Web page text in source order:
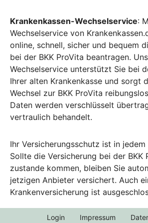
Krankenkassen-Wechselservice:
Wechselservice von
online, schnell, sicher und bequem
bei der BKK ProVita beantragen.
Wechselservice unterstützt Sie bei
Ihrer alten Krankenkasse und sorgt
Wechsel zur BKK ProVita
Daten werden verschlüsselt
vertraulich behandelt.
Ihr Versicherungsschutz ist in
Sollte die Versicherung bei der BKK
zustande kommen, bleiben Sie
jetzigen Anbieter versichert. Auch
Krankenversicherung ist
Login Impressum